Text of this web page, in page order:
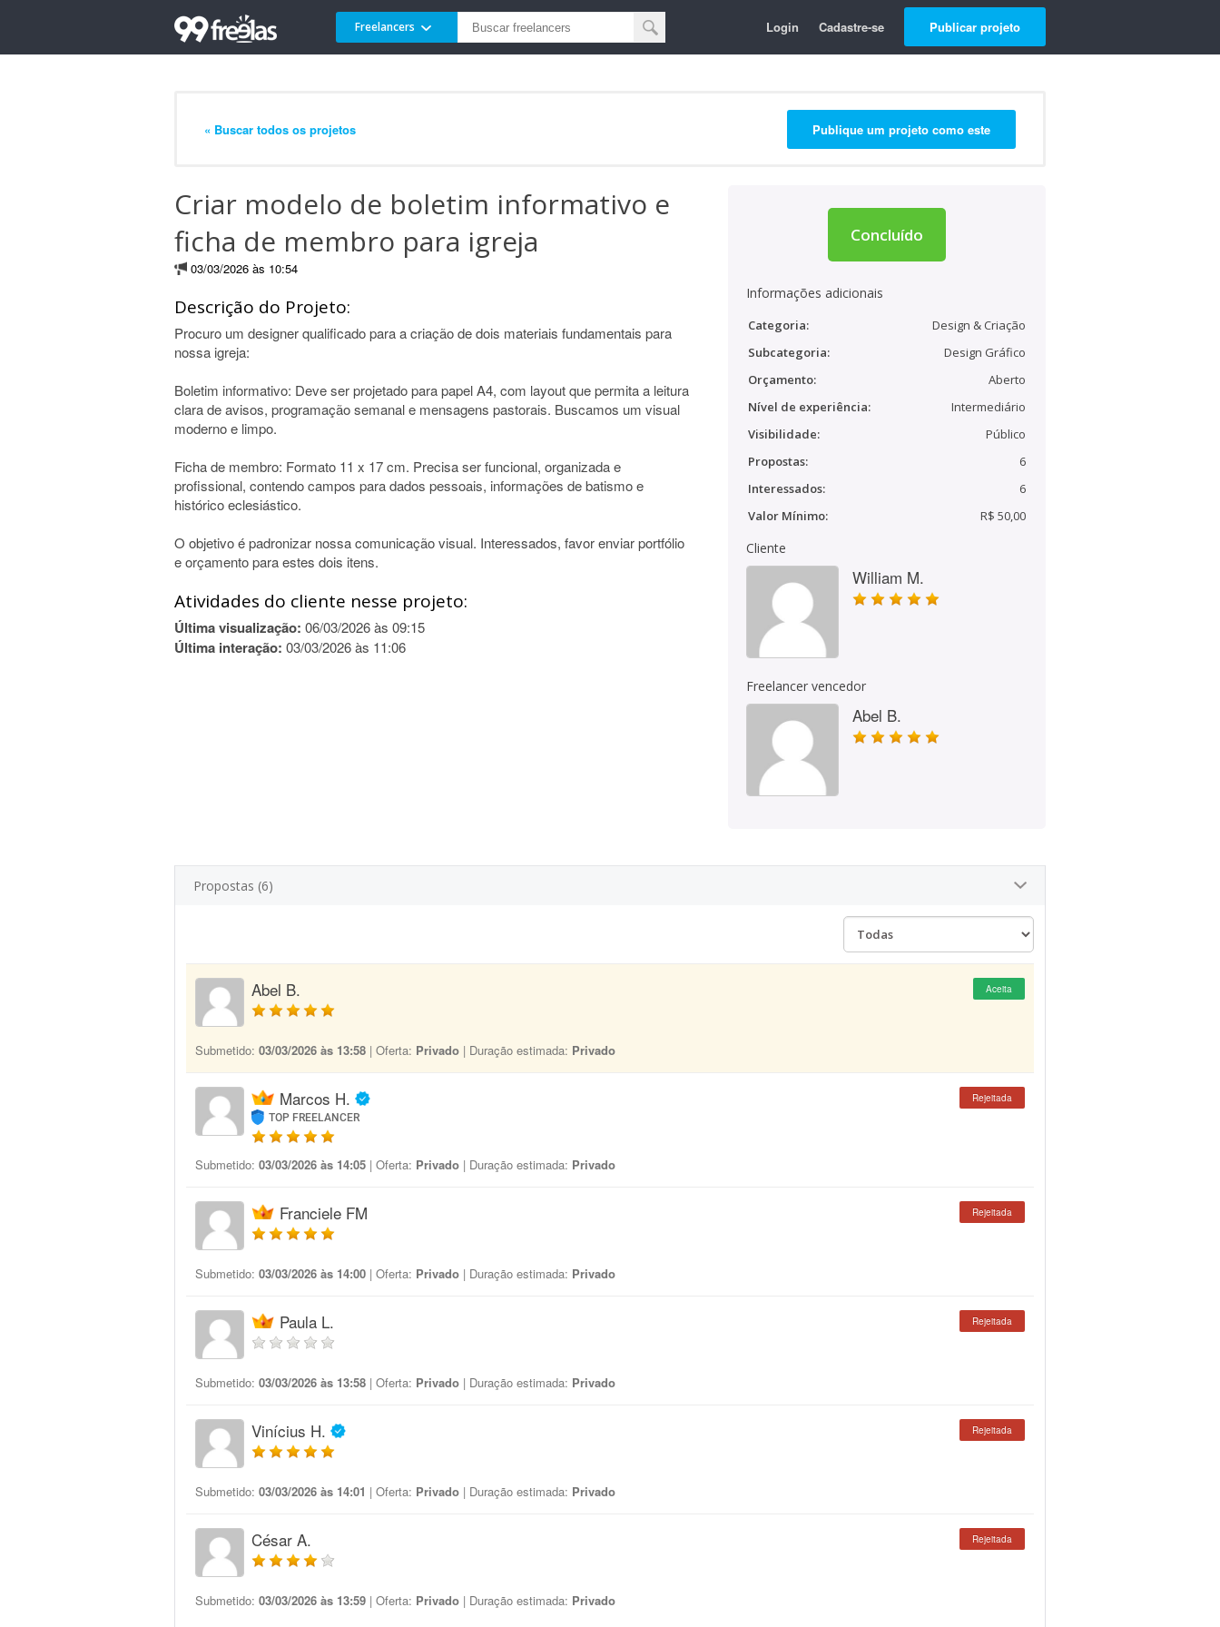
Freelancers Login Cadastre-se Publicar projeto
« Buscar todos os projetos Publique um projeto como este
Criar modelo de boletim informativo e
ficha de membro para igreja
03/03/2026 às 10:54
Descrição do Projeto:
Procuro um designer qualificado para a criação de dois materiais fundamentais para
nossa igreja:
Boletim informativo: Deve ser projetado para papel A4, com layout que permita a leitura
clara de avisos, programação semanal e mensagens pastorais. Buscamos um visual
moderno e limpo.
Ficha de membro: Formato 11 x 17 cm. Precisa ser funcional, organizada e
profissional, contendo campos para dados pessoais, informações de batismo e
histórico eclesiástico.
O objetivo é padronizar nossa comunicação visual. Interessados, favor enviar portfólio
e orçamento para estes dois itens.
Atividades do cliente nesse projeto:
Última visualização: 06/03/2026 às 09:15
Última interação: 03/03/2026 às 11:06
Concluído
Informações adicionais
Categoria:
Design & Criação
Subcategoria:
Design Gráfico
Orçamento:
Aberto
Nível de experiência:
Intermediário
Visibilidade:
Público
Propostas:
6
Interessados:
6
Valor Mínimo:
R$ 50,00
Cliente
William M.
Freelancer vencedor
Abel B.
Propostas (6)
Abel B. Aceita
Submetido: 03/03/2026 às 13:58 | Oferta: Privado | Duração estimada: Privado
Marcos H.
TOP FREELANCER
Rejeitada
Submetido: 03/03/2026 às 14:05 | Oferta: Privado | Duração estimada: Privado
Franciele FM Rejeitada
Submetido: 03/03/2026 às 14:00 | Oferta: Privado | Duração estimada: Privado
Paula L. Rejeitada
Submetido: 03/03/2026 às 13:58 | Oferta: Privado | Duração estimada: Privado
Vinícius H. Rejeitada
Submetido: 03/03/2026 às 14:01 | Oferta: Privado | Duração estimada: Privado
César A. Rejeitada
Submetido: 03/03/2026 às 13:59 | Oferta: Privado | Duração estimada: Privado